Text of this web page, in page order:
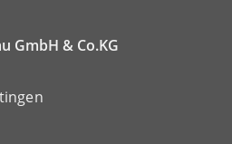
GmbH & Co.KG